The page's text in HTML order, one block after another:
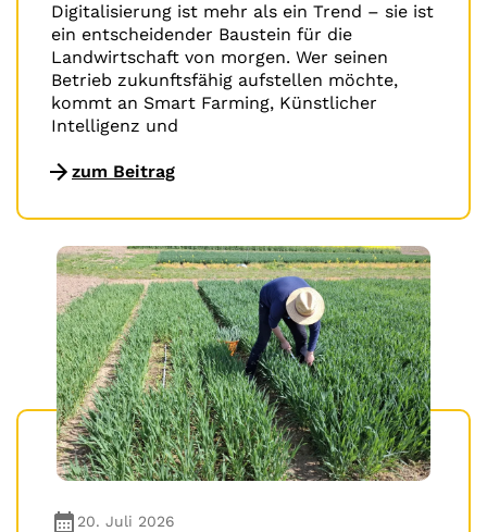
Digitalisierung ist mehr als ein Trend – sie ist
ein entscheidender Baustein für die
Landwirtschaft von morgen. Wer seinen
Betrieb zukunftsfähig aufstellen möchte,
kommt an Smart Farming, Künstlicher
Intelligenz und
zum Beitrag
20. Juli 2026